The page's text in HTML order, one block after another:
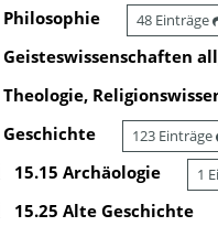
Philosophie 48 Einträge
Geisteswissenschaften
Theologie,
Geschichte 123 Einträge
15.15 Archäologie 1
15.25 Alte Geschichte